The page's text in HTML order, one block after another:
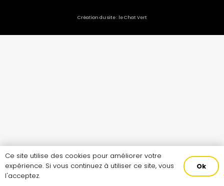
Création du site : le Chat Vert
Ce site utilise des cookies pour améliorer votre
expérience. Si vous continuez à utiliser ce site, vous
l'acceptez.
Ok